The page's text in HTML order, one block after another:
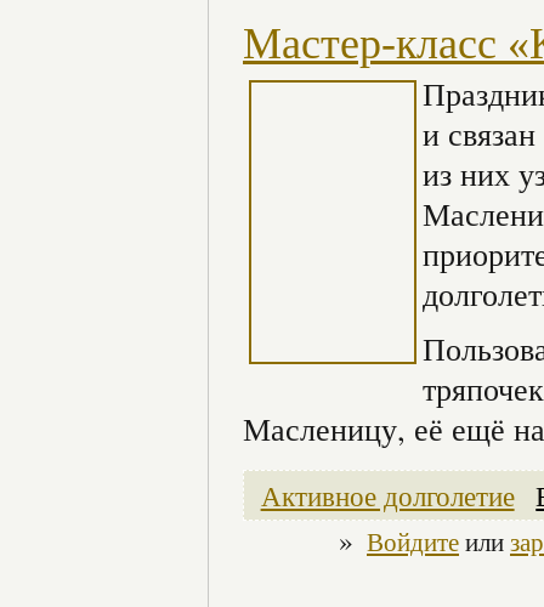
Мастер-класс
и
из них
Масленицу, её ещё
Активное долголетие
» Войдитеили